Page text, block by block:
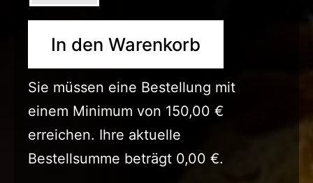
In den Warenkorb
Sie müssen eine Bestellung mit
einem Minimum von 150,00 €
erreichen. Ihre aktuelle
Bestellsumme beträgt 0,00 €.